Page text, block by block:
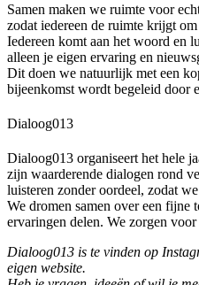
Samen maken we ruimte voor
zodat iedereen de ruimte krijgt
Iedereen komt aan het woord en
alleen je eigen ervaring en
Dit doen we natuurlijk met een
bijeenkomst wordt begeleid door
Dialoog013
Dialoog013 organiseert het hele
zijn waarderende dialogen rond
luisteren zonder oordeel, zodat
We dromen samen over een fijne
ervaringen delen. We zorgen voor
Dialoog013 is te vinden op
eigen website.